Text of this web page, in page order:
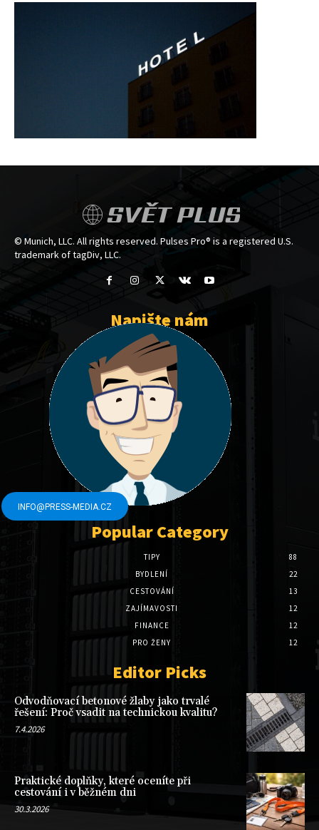
SVĚT PLUS
© Munich, LLC. All rights reserved. Pulses Pro® is a registered U.S.
trademark of tagDiv, LLC.
Napište nám
INFO@PRESS-MEDIA.CZ
Popular Category
TIPY
88
BYDLENÍ
22
CESTOVÁNÍ
13
ZAJÍMAVOSTI
12
FINANCE
12
PRO ŽENY
12
Editor Picks
Odvodňovací betonové žlaby jako trvalé
řešení: Proč vsadit na technickou kvalitu?
7.4.2026
Praktické doplňky, které oceníte při
cestování i v běžném dni
30.3.2026